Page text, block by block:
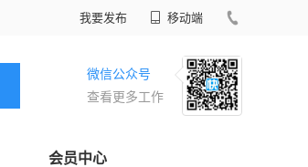
我要发布 移动端
微信公众号
查看更多工作
会员中心